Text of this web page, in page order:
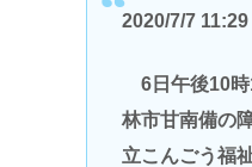
2020/7/7
6日午後10時
林市甘南備の
立こんごう福